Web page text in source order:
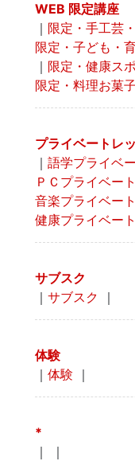
WEB 限定講座
｜ 限定・手工芸
限定・子ども・
｜ 限定・健康ス
限定・料理お菓子
プライベートレ
｜ 語学プライベ
ＰＣプライベー
音楽プライベー
健康プライベー
サブスク
｜ サブスク ｜
体験
｜ 体験 ｜
*
｜
｜